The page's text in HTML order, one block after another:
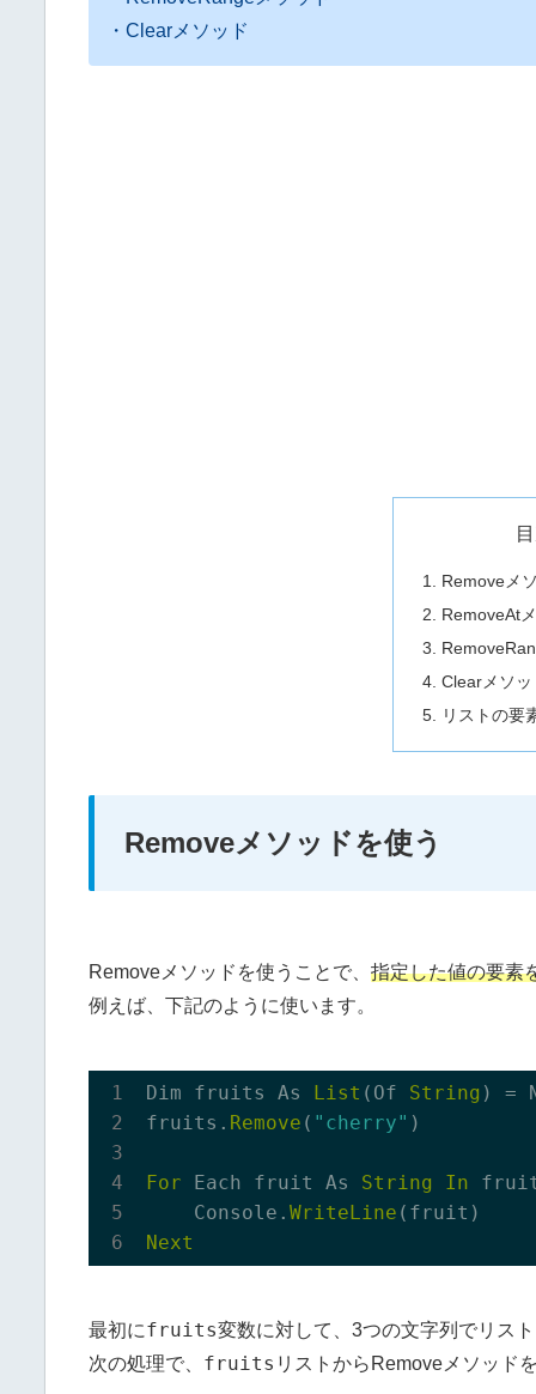
・Clearメソッド
Removeメ
RemoveAt
Clearメソ
リストの要
Removeメソッドを使う
Removeメソッドを使うことで、 指定した値の要素
例えば、下記のように使います。
Dim fruits As List (Of String ) =
fruits. Remove ( "cherry" )
For Each fruit As String In
    Console.
WriteLine
Next
最初にfruits変数に対して、3つの文字列でリス
次の処理で、 fruits リストからRemoveメソッド